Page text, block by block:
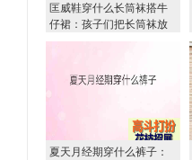
匡威鞋穿什么长筒袜搭牛
仔裙：孩子们把长筒袜放
在床上等待礼物
夏天月经期穿什么裤子：